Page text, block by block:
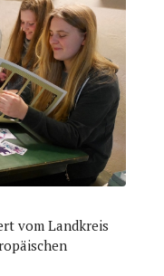
vom Landkreis